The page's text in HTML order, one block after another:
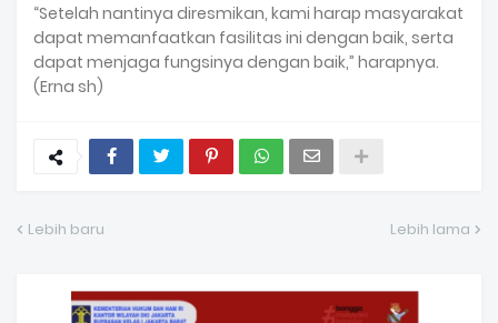
“Setelah nantinya diresmikan, kami harap masyarakat
dapat memanfaatkan fasilitas ini dengan baik, serta
dapat menjaga fungsinya dengan baik,” harapnya.
(Erna sh)
Lebih baru Lebih lama